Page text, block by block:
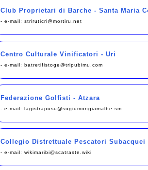
Club Proprietari di Barche - Santa Maria
- e-mail: striruticri@mortiru.net
Centro Culturale Vinificatori - Uri
- e-mail: batretifistoge@tripubimu.com
Federazione Golfisti - Atzara
- e-mail: lagistrapusu@sugiumongiamalbe.sm
Collegio Distrettuale Pescatori Subacquei
- e-mail: wikimaribi@scatraste.wiki